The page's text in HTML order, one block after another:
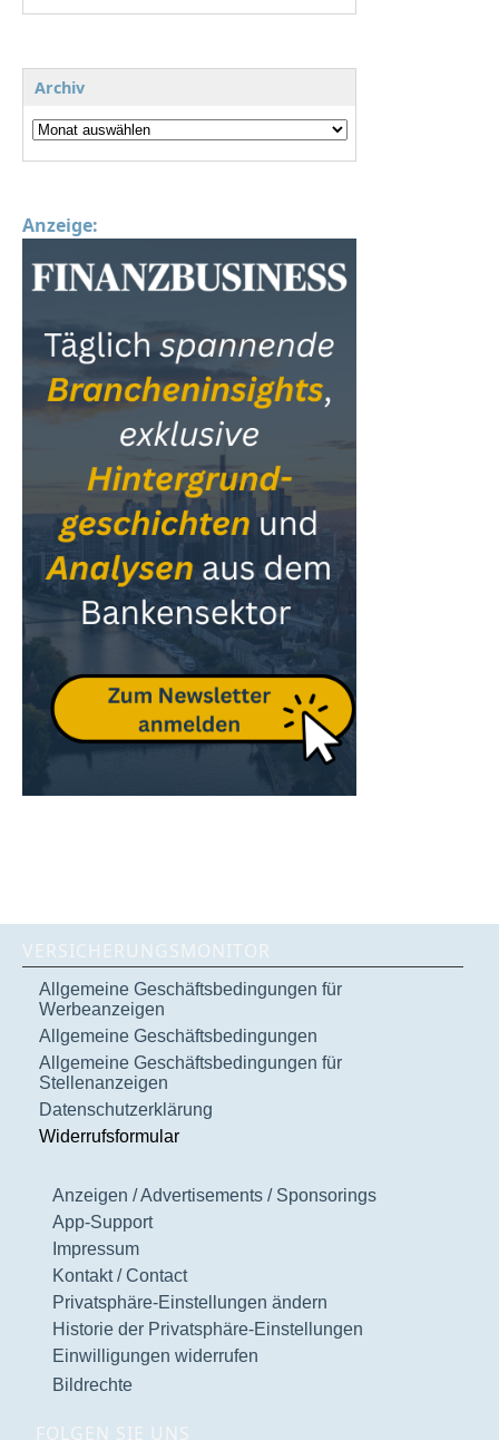
Archiv
Anzeige:
VERSICHERUNGSMONITOR
Allgemeine Geschäftsbedingungen für
Werbeanzeigen
Allgemeine Geschäftsbedingungen
Allgemeine Geschäftsbedingungen für
Stellenanzeigen
Datenschutzerklärung
Widerrufsformular
Anzeigen / Advertisements / Sponsorings
App-Support
Impressum
Kontakt / Contact
Privatsphäre-Einstellungen ändern
Historie der Privatsphäre-Einstellungen
Einwilligungen widerrufen
Bildrechte
FOLGEN SIE UNS